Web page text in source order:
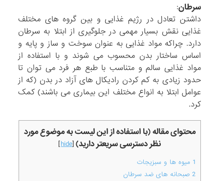
سرطان:
داشتن تعادل در رژیم غذایی و بین گروه های مختلف
غذایی نقش بسیار مهمی در جلوگیری از ابتلا به سرطان
دارد. چراکه مواد غذایی به عنوان سوخت و ساز و پایه و
اساس ساختار بدن محسوب می شوند و با استفاده از
مواد غذایی سالم و متناسب با طبع هر فرد می توان تا
حدود زیادی به کم کردن رادیکال های آزاد در بدن (که از
عوامل ابتلا به انواع مختلف این بیماری می باشند) کمک
کرد.
محتوای مقاله (با استفاده از این لیست به موضوع مورد
نظر دسترسی سریعتر دارید)[
hide
]
1 میوه ها و سبزیجات
2 صبحانه های ضد سرطان